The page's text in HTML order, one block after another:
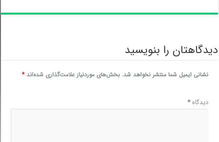
را بنویسید
نشانی ایمیل شما منتشر نخواهد شد. بخش‌های موردنیاز علامت‌گذاری شده‌اند*
دیدگاه*